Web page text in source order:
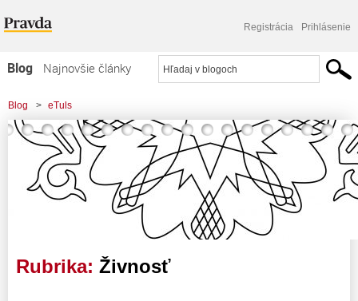
Registrácia Prihlásenie
Blog
Najnovšie články
Najčítanejšie články
Najkomentovanejšie články
Zoznam blogov
Komerčné blogy
Blog > eTuls
Rubrika: Živnosť